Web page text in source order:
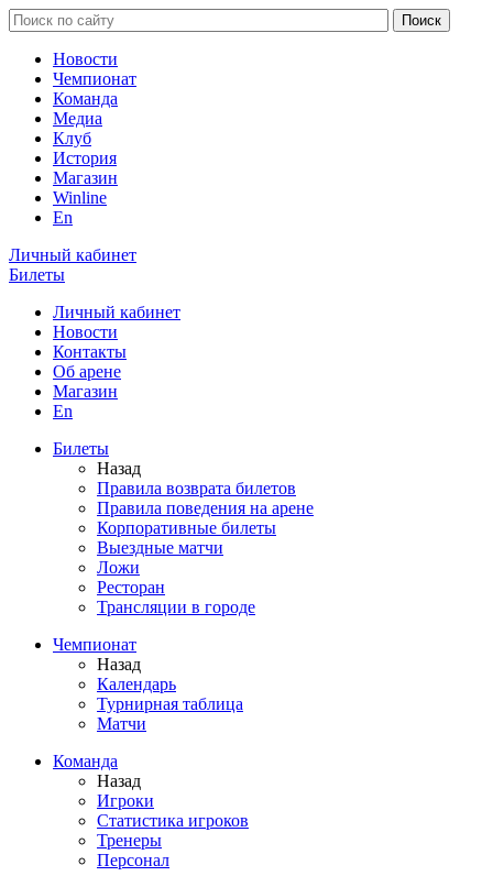
Новости
Чемпионат
Команда
Медиа
Клуб
История
Магазин
Winline
En
Личный кабинет
Билеты
Личный кабинет
Новости
Контакты
Об арене
Магазин
En
Билеты
Назад
Правила возврата билетов
Правила поведения на арене
Корпоративные билеты
Выездные матчи
Ложи
Ресторан
Трансляции в городе
Чемпионат
Назад
Календарь
Турнирная таблица
Матчи
Команда
Назад
Игроки
Статистика игроков
Тренеры
Персонал